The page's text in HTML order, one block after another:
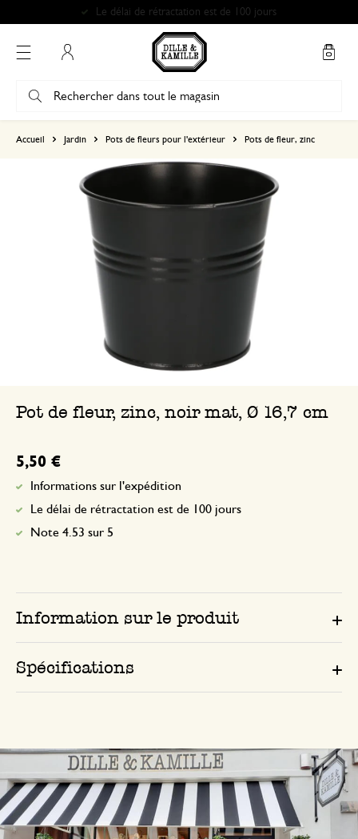
Le délai de rétractation est de 100 jours
Accueil Jardin Pots de fleurs pour l'extérieur Pots de fleur, zinc
Pot de fleur, zinc, noir mat, Ø 16,7 cm
5,50 €
Informations sur l'expédition
Le délai de rétractation est de 100 jours
Note 4.53 sur 5
Information sur le produit
Spécifications